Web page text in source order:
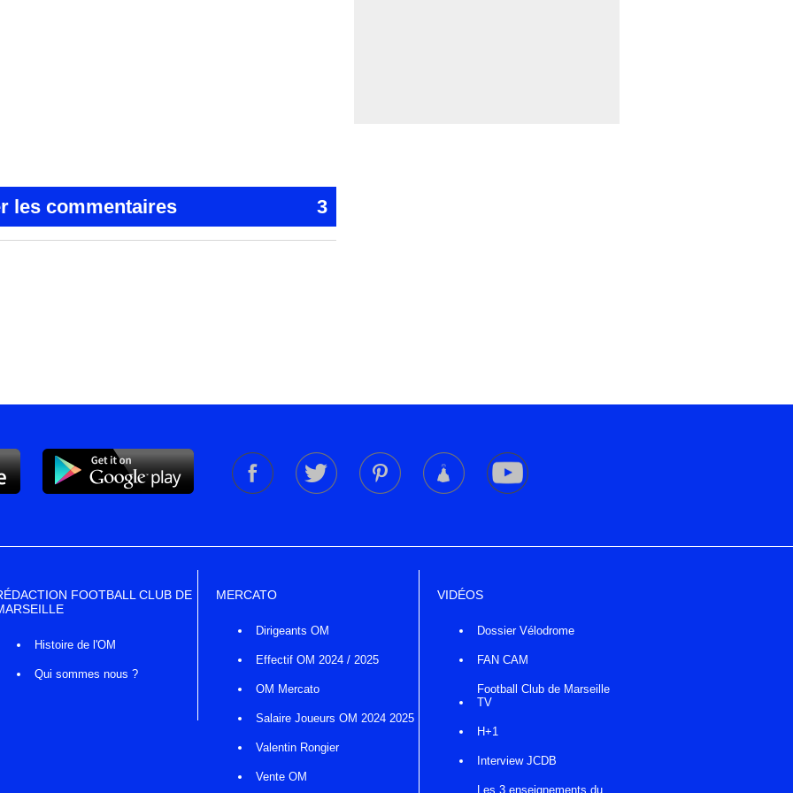
les commentaires 3
FOOTBALL CLUB DE
Histoire de l'OM
Qui sommes nous ?
MERCATO
Dirigeants OM
Effectif OM 2024 / 2025
OM Mercato
Salaire Joueurs OM 2024 2025
Valentin Rongier
Vente OM
VIDÉOS
Dossier Vélodrome
FAN CAM
Football Club de Marseille
TV
H+1
Interview JCDB
Les 3 enseignements du